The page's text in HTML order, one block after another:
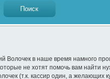
Волочек в наше время намного
не хотят помочь вам
(т.к. кассир один, а желающих